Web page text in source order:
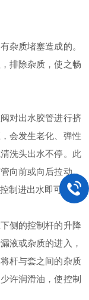
质堵塞造成的。
排除杂质，使之畅
对出水胶管进行挤
会发生老化、弹性
洗头出水不停。此
向前或向后拉动，
制进出水即可。
侧的控制杆的升降
液或杂质的进入，
杆与套之间的杂质
许润滑油，使控制